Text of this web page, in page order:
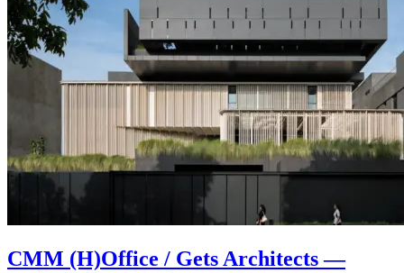
CMM (H)Office / Gets Architects —